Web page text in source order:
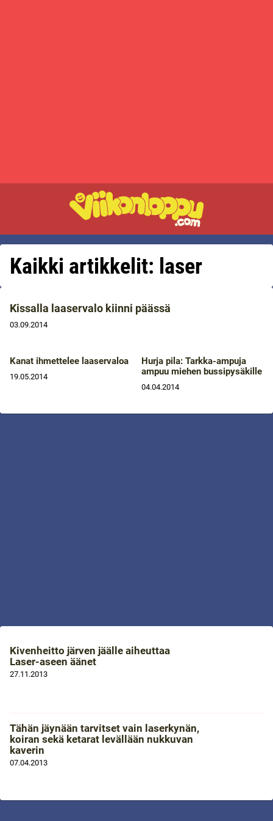
Kaikki artikkelit: laser
Kissalla laaservalo kiinni päässä
03.09.2014
Kanat ihmettelee laaservaloa
19.05.2014
Hurja pila: Tarkka-ampuja
ampuu miehen bussipysäkille
04.04.2014
Kivenheitto järven jäälle aiheuttaa
Laser-aseen äänet
27.11.2013
Tähän jäynään tarvitset vain laserkynän,
koiran sekä ketarat levällään nukkuvan
kaverin
07.04.2013